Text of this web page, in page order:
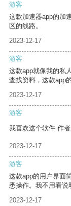
游客
这款加速器app的加
区的线路。
2023-12-17
游客
这款app就像我的私
查找资料，这款app
2023-12-17
游客
我喜欢这个软件 作
2023-12-17
游客
这款app的用户界面
悉操作。我不用看说
2023-12-17